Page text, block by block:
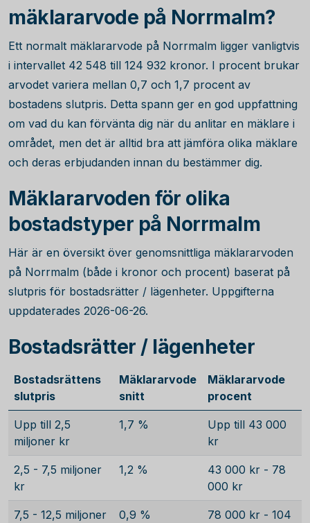
mäklararvode på Norrmalm?
Ett normalt mäklararvode på Norrmalm ligger vanligtvis
i intervallet 42 548 till 124 932 kronor. I procent brukar
arvodet variera mellan 0,7 och 1,7 procent av
bostadens slutpris. Detta spann ger en god uppfattning
om vad du kan förvänta dig när du anlitar en mäklare i
området, men det är alltid bra att jämföra olika mäklare
och deras erbjudanden innan du bestämmer dig.
Mäklararvoden för olika
bostadstyper på Norrmalm
Här är en översikt över genomsnittliga mäklararvoden
på Norrmalm (både i kronor och procent) baserat på
slutpris för bostadsrätter / lägenheter. Uppgifterna
uppdaterades 2026-06-26.
Bostadsrätter / lägenheter
Bostadsrättens
slutpris
Mäklararvode
snitt
Mäklararvode
procent
Upp till 2,5
miljoner kr
1,7 %
Upp till 43 000
kr
2,5 - 7,5 miljoner
kr
1,2 %
43 000 kr - 78
000 kr
7,5 - 12,5 miljoner
0,9 %
78 000 kr - 104